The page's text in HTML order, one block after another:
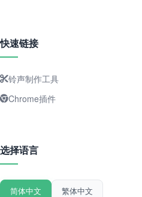
快速链接
铃声制作工具
Chrome插件
选择语言
简体中文 繁体中文